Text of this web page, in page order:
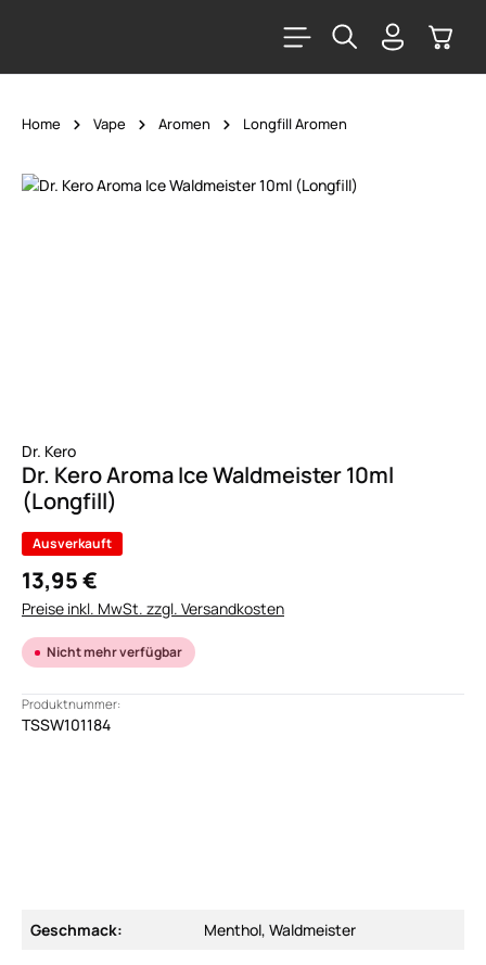
Home Vape Aromen Longfill Aromen
Bildergalerie überspringen
Dr. Kero
Dr. Kero Aroma Ice Waldmeister 10ml
(Longfill)
Ausverkauft
13,95 €
Preise inkl. MwSt. zzgl. Versandkosten
Nicht mehr verfügbar
Produktnummer:
TSSW101184
Geschmack: Menthol, Waldmeister